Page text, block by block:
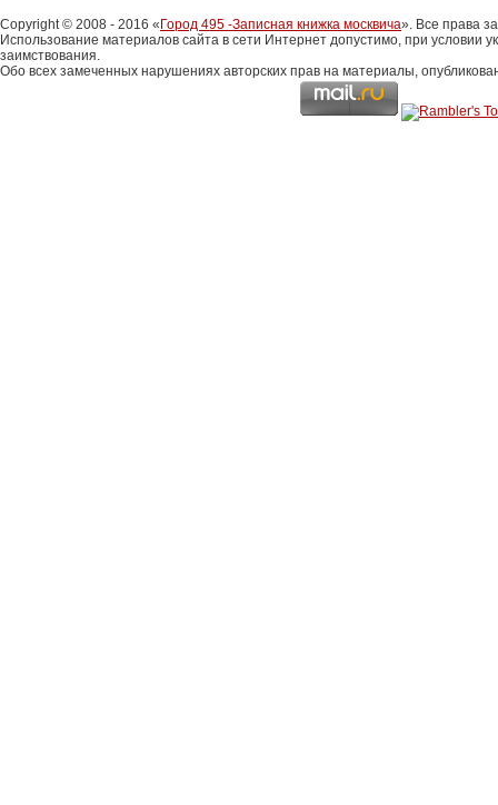
Copyright © 2008 - 2016 « Город 495 -Записная книжка москвича». Все права
Использование материалов сайта в сети Интернет допустимо, при условии
заимствования.
Обо всех замеченных нарушениях авторских прав на материалы,